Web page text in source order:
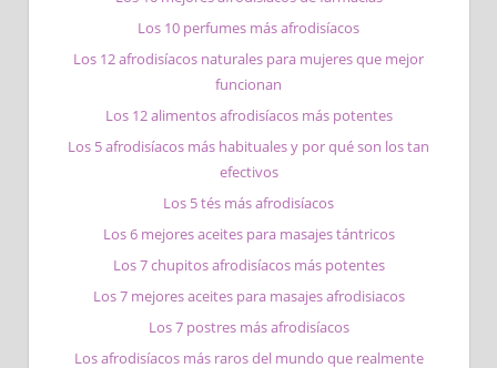
Los 10 perfumes más afrodisíacos
Los 12 afrodisíacos naturales para mujeres que mejor
funcionan
Los 12 alimentos afrodisíacos más potentes
Los 5 afrodisíacos más habituales y por qué son los tan
efectivos
Los 5 tés más afrodisíacos
Los 6 mejores aceites para masajes tántricos
Los 7 chupitos afrodisíacos más potentes
Los 7 mejores aceites para masajes afrodisiacos
Los 7 postres más afrodisíacos
Los afrodisíacos más raros del mundo que realmente